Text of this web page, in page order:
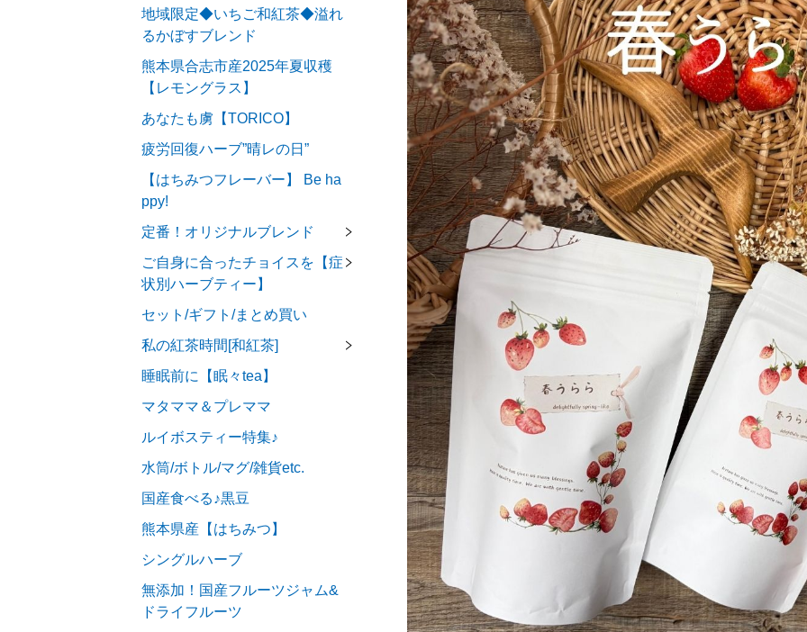
地域限定◆いちご和紅茶◆溢れ
るかぼすブレンド
熊本県合志市産2025年夏収穫
【レモングラス】
あなたも虜【TORICO】
疲労回復ハーブ”晴レの日”
【はちみつフレーバー】 Be ha
ppy!
定番！オリジナルブレンド
ご自身に合ったチョイスを【症
状別ハーブティー】
セット/ギフト/まとめ買い
私の紅茶時間[和紅茶]
睡眠前に【眠々tea】
マタママ＆プレママ
ルイボスティー特集♪
水筒/ボトル/マグ/雑貨etc.
国産食べる♪黒豆
熊本県産【はちみつ】
シングルハーブ
無添加！国産フルーツジャム&
ドライフルーツ